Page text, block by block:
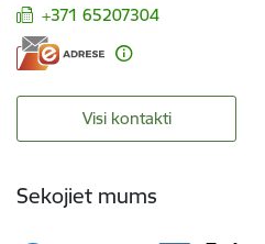
+371 65207304
Visi kontakti
Sekojiet mums